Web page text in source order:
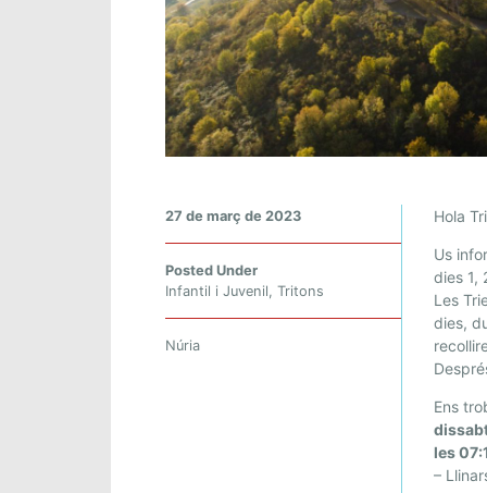
T
R
I
T
O
N
S
A
C
A
Hola
Us
dies 1,
Les
dies,
Ens
les
–
27 de març de 2023
Posted Under
Infantil i Juvenil, Tritons
Núria